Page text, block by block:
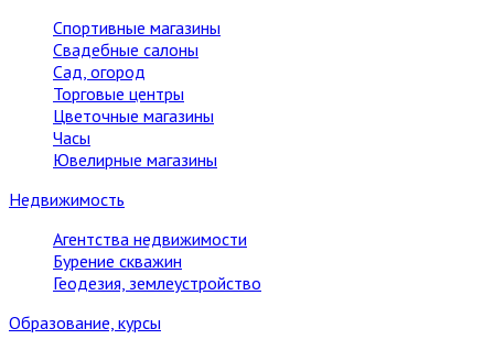
Спортивные магазины
Свадебные салоны
Сад, огород
Торговые центры
Цветочные магазины
Часы
Ювелирные магазины
Недвижимость
Агентства недвижимости
Бурение скважин
Геодезия, землеустройство
Образование, курсы